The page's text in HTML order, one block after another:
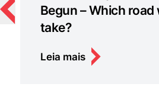
Begun – Which road
take?
Leia mais